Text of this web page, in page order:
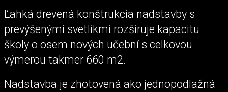
Ľahká drevená konštrukcia nadstavby s
prevýšenými svetlíkmi rozširuje kapacitu
školy o osem nových učební s celkovou
výmerou takmer 660 m2.
Nadstavba je zhotovená ako jednopodlažná